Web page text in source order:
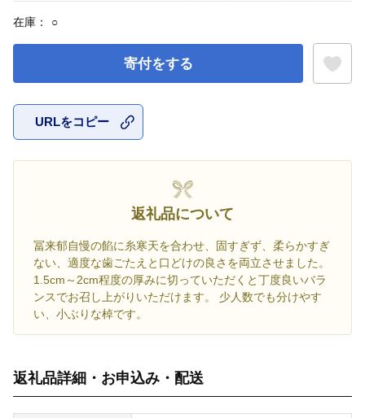
在庫： ○
寄付をする
URLをコピー
返礼品について
冨来郁自慢の餡に糸寒天を合わせ、固すぎず、柔らかすぎ
ない、適度な歯ごたえと口どけの良さを両立させました。
1.5cm～2cm程度の厚みに切っていただくと丁度良いバラ
ンスでお召し上がりいただけます。 少人数でも分けやす
い、小ぶりな棹です。
返礼品詳細・お申込み・配送